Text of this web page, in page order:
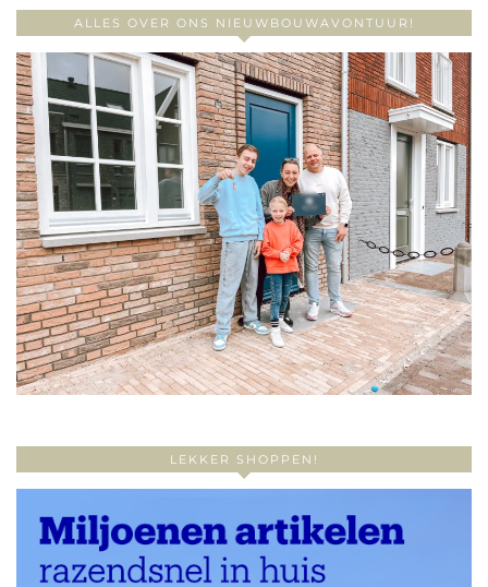
ALLES OVER ONS NIEUWBOUWAVONTUUR!
LEKKER SHOPPEN!